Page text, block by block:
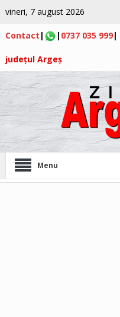
vineri, 7 august 2026
Contact | | 0737 035 999|
județul Argeș
Menu